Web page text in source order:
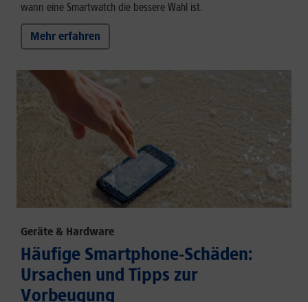
wann eine Smartwatch die bessere Wahl ist.
Mehr erfahren
Geräte & Hardware
Häufige Smartphone-Schäden:
Ursachen und Tipps zur
Vorbeugung